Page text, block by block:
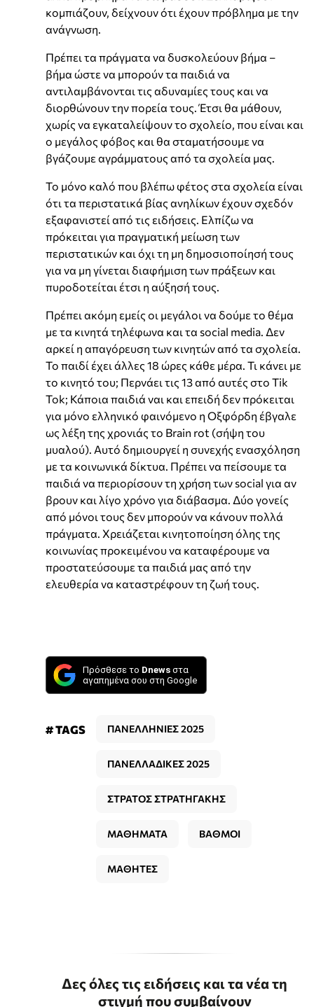
κομπιάζουν, δείχνουν ότι έχουν πρόβλημα με την
ανάγνωση.
Πρέπει τα πράγματα να δυσκολεύουν βήμα –
βήμα ώστε να μπορούν τα παιδιά να
αντιλαμβάνονται τις αδυναμίες τους και να
διορθώνουν την πορεία τους. Έτσι θα μάθουν,
χωρίς να εγκαταλείψουν το σχολείο, που είναι και
ο μεγάλος φόβος και θα σταματήσουμε να
βγάζουμε αγράμματους από τα σχολεία μας.
Το μόνο καλό που βλέπω φέτος στα σχολεία είναι
ότι τα περιστατικά βίας ανηλίκων έχουν σχεδόν
εξαφανιστεί από τις ειδήσεις. Ελπίζω να
πρόκειται για πραγματική μείωση των
περιστατικών και όχι τη μη δημοσιοποίησή τους
για να μη γίνεται διαφήμιση των πράξεων και
πυροδοτείται έτσι η αύξησή τους.
Πρέπει ακόμη εμείς οι μεγάλοι να δούμε το θέμα
με τα κινητά τηλέφωνα και τα social media. Δεν
αρκεί η απαγόρευση των κινητών από τα σχολεία.
Το παιδί έχει άλλες 18 ώρες κάθε μέρα. Τι κάνει με
το κινητό του; Περνάει τις 13 από αυτές στο Tik
Tok; Κάποια παιδιά ναι και επειδή δεν πρόκειται
για μόνο ελληνικό φαινόμενο η Οξφόρδη έβγαλε
ως λέξη της χρονιάς το Brain rot (σήψη του
μυαλού). Αυτό δημιουργεί η συνεχής ενασχόληση
με τα κοινωνικά δίκτυα. Πρέπει να πείσουμε τα
παιδιά να περιορίσουν τη χρήση των social για αν
βρουν και λίγο χρόνο για διάβασμα. Δύο γονείς
από μόνοι τους δεν μπορούν να κάνουν πολλά
πράγματα. Χρειάζεται κινητοποίηση όλης της
κοινωνίας προκειμένου να καταφέρουμε να
προστατεύσουμε τα παιδιά μας από την
ελευθερία να καταστρέφουν τη ζωή τους.
Πρόσθεσε το Dnews στα
αγαπημένα σου στη Google
# TAGS ΠΑΝΕΛΛΗΝΙΕΣ 2025
ΠΑΝΕΛΛΑΔΙΚΕΣ 2025
ΣΤΡΑΤΟΣ ΣΤΡΑΤΗΓΑΚΗΣ
ΜΑΘΗΜΑΤΑ ΒΑΘΜΟΙ
ΜΑΘΗΤΕΣ
Δες όλες τις ειδήσεις και τα νέα τη
στιγμή που συμβαίνουν